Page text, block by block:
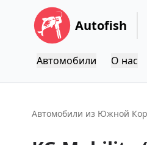
Autofish
Автомобили О нас
Автомобили из Южной